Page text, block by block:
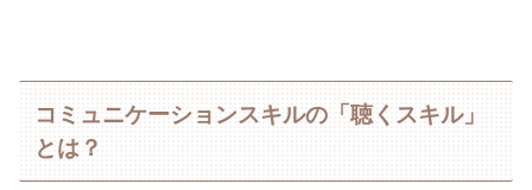
コミュニケーションスキルの「聴くスキル」
とは？